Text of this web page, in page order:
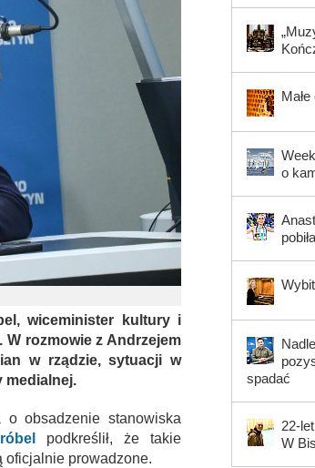
wiceminister kultury i
W rozmowie z Andrzejem
w rządzie, sytuacji w
medialnej.
obsadzenie stanowiska
podkreślił, że takie
oficjalnie prowadzone.
o
spadać
22-
W